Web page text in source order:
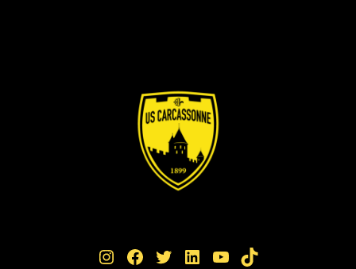
Instagram Facebook Twitter LinkedIn YouTube TikTok